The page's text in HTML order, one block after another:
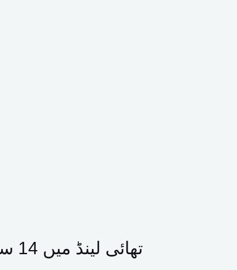
تھائی لینڈ میں 14 سالہ لڑکے کی فائرنگ سے دادا دادی سمیت 7 افراد ہلاک، 30 سے زائد زخمی